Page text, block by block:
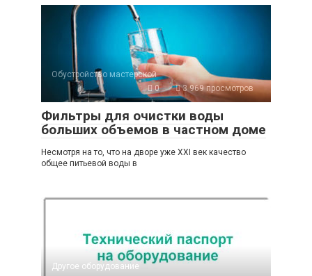
Обустройство мастерской
0
3 969 просмотров
Фильтры для очистки воды
больших объемов в частном доме
Несмотря на то, что на дворе уже XXI век качество
общее питьевой воды в
Другое оборудование